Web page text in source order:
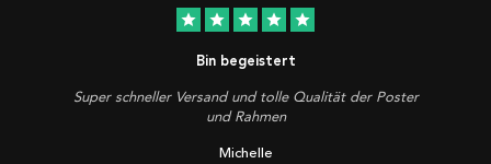
star star star star star
Bin begeistert
Super schneller Versand und tolle Qualität der Poster
und Rahmen
Michelle